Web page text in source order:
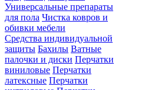
Универсальные препараты
для пола Чистка ковров и
обивки мебели
Средства индивидуальной
защиты Бахилы Ватные
палочки и диски Перчатки
виниловые Перчатки
латексные Перчатки